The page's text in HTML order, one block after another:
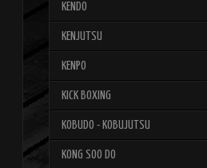
KENDO
KENJUTSU
KENPO
KICK BOXING
KOBUDO - KOBUJUTSU
KONG SOO DO